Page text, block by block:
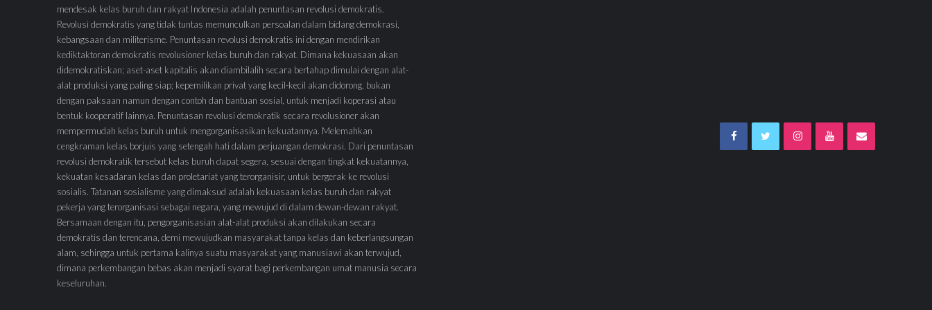
mendesak kelas buruh dan rakyat Indonesia adalah penuntasan revolusi demokratis.
Revolusi demokratis yang tidak tuntas memunculkan persoalan dalam bidang demokrasi,
kebangsaan dan militerisme. Penuntasan revolusi demokratis ini dengan mendirikan
kediktaktoran demokratis revolusioner kelas buruh dan rakyat. Dimana kekuasaan akan
didemokratiskan; aset-aset kapitalis akan diambilalih secara bertahap dimulai dengan alat-
alat produksi yang paling siap; kepemilikan privat yang kecil-kecil akan didorong, bukan
dengan paksaan namun dengan contoh dan bantuan sosial, untuk menjadi koperasi atau
bentuk kooperatif lainnya. Penuntasan revolusi demokratik secara revolusioner akan
mempermudah kelas buruh untuk mengorganisasikan kekuatannya. Melemahkan
cengkraman kelas borjuis yang setengah hati dalam perjuangan demokrasi. Dari penuntasan
revolusi demokratik tersebut kelas buruh dapat segera, sesuai dengan tingkat kekuatannya,
kekuatan kesadaran kelas dan proletariat yang terorganisir, untuk bergerak ke revolusi
sosialis. Tatanan sosialisme yang dimaksud adalah kekuasaan kelas buruh dan rakyat
pekerja yang terorganisasi sebagai negara, yang mewujud di dalam dewan-dewan rakyat.
Bersamaan dengan itu, pengorganisasian alat-alat produksi akan dilakukan secara
demokratis dan terencana, demi mewujudkan masyarakat tanpa kelas dan keberlangsungan
alam, sehingga untuk pertama kalinya suatu masyarakat yang manusiawi akan terwujud,
dimana perkembangan bebas akan menjadi syarat bagi perkembangan umat manusia secara
keseluruhan.